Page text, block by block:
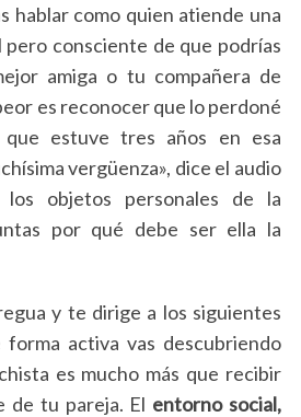
hablar como quien atiende una
consciente de que podrías
amiga o tu compañera de
es reconocer que lo perdoné
que estuve tres años en esa
vergüenza», dice el audio
los objetos personales de la
por qué debe ser ella la
y te dirige a los siguientes
forma activa vas descubriendo
es mucho más que recibir
de tu pareja. El entorno social,